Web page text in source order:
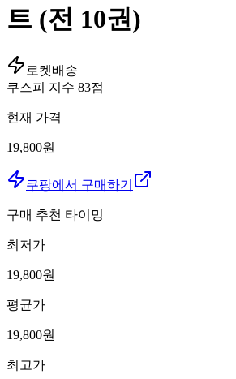
트 (전 10권)
로켓배송
쿠스피 지수 83점
현재 가격
19,800원
쿠팡에서 구매하기
구매 추천 타이밍
최저가
19,800원
평균가
19,800원
최고가